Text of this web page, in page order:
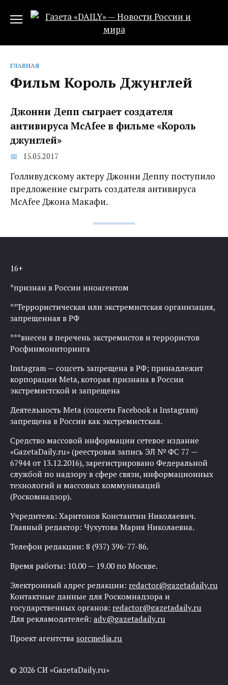
ГЛАВНАЯ
Фильм Король Джунглей
Джонни Депп сыграет создателя
антивируса McAfee в фильме «Король
джунглей»
15.05.2017
Голливудскому актеру Джонни Деппу поступило
предложение сыграть создателя антивируса
McAfee Джона Макафи.
16+
*признан в России иноагентом
**Террористическая или экстремистская организация,
запрещенная в РФ
***внесен в перечень экстремистов и террористов
Росфинмониторинга
Instagram — соцсеть запрещена в РФ; принадлежит
корпорации Meta, которая признана в России
экстремистской и запрещена
Деятельность Meta (соцсети Facebook и Instagram)
запрещена в России как экстремистская.
Средство массовой информации сетевое издание
«GazetaDaily.ru» (реестровая запись ЭЛ № ФС 77 —
67944 от 13.12.2016), зарегистрировано Федеральной
службой по надзору в сфере связи, информационных
технологий и массовых коммуникаций
(Роскомнадзор).
Учредитель: Харитонов Константин Николаевич.
Главный редактор: Чухутова Мария Николаевна.
Телефон редакции: 8 (937) 396-77-86.
Время работы: 10.00 — 19.00 по Москве.
Электронный адрес редакции: redactor@gazetadaily.ru
Контактные данные для Роскомнадзора и
государственных органов: redactor@gazetadaily.ru
Для рекламодателей: adv@gazetadaily.ru
Проект агентства sorcmedia.ru
© 2026 СИ «GazetaDaily.ru»